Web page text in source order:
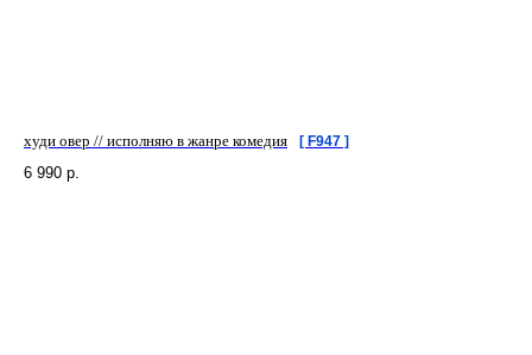
худи овер // исполняю в жанре комедия [ F947 ]
6 990 р.